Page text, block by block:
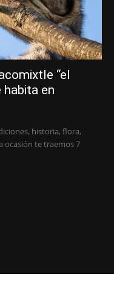
“el
en
historia, flora,
ocasión te traemos 7